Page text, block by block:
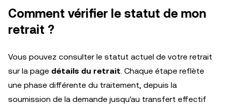
Comment vérifier le statut de mon
retrait ?
Vous pouvez consulter le statut actuel de votre retrait
sur la page détails du retrait. Chaque étape reflète
une phase différente du traitement, depuis la
soumission de la demande jusqu'au transfert effectif